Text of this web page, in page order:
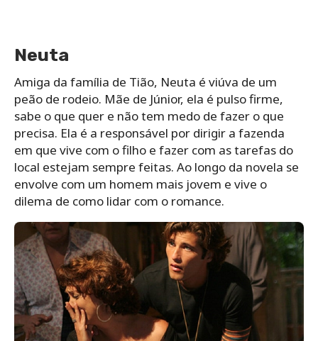
Neuta
Amiga da família de Tião, Neuta é viúva de um
peão de rodeio. Mãe de Júnior, ela é pulso firme,
sabe o que quer e não tem medo de fazer o que
precisa. Ela é a responsável por dirigir a fazenda
em que vive com o filho e fazer com as tarefas do
local estejam sempre feitas. Ao longo da novela se
envolve com um homem mais jovem e vive o
dilema de como lidar com o romance.